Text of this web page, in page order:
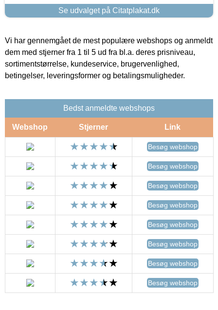
Se udvalget på Citatplakat.dk
Vi har gennemgået de mest populære webshops og anmeldt
dem med stjerner fra 1 til 5 ud fra bl.a. deres prisniveau,
sortimentstørrelse, kundeservice, brugervenlighed,
betingelser, leveringsformer og betalingsmuligheder.
Bedst anmeldte webshops
Webshop Stjerner Link
Besøg webshop
Besøg webshop
Besøg webshop
Besøg webshop
Besøg webshop
Besøg webshop
Besøg webshop
Besøg webshop